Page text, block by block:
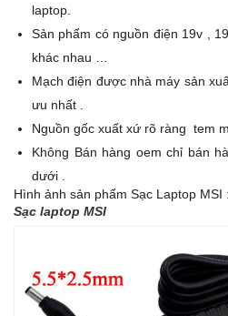
laptop.
Sản phẩm có nguồn điện 19v ,
khác nhau …
Mạch điện được nhà máy sản
ưu nhất .
Nguồn gốc xuất xứ rõ ràng tem
Không Bán hàng oem chỉ bán
dưới .
Hình ảnh sản phẩm Sạc Laptop MSI :
Sạc laptop MSI